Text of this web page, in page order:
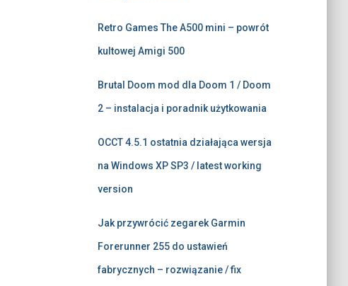
Retro Games The A500 mini – powrót
kultowej Amigi 500
Brutal Doom mod dla Doom 1 / Doom
2 – instalacja i poradnik użytkowania
OCCT 4.5.1 ostatnia działająca wersja
na Windows XP SP3 / latest working
version
Jak przywrócić zegarek Garmin
Forerunner 255 do ustawień
fabrycznych – rozwiązanie / fix